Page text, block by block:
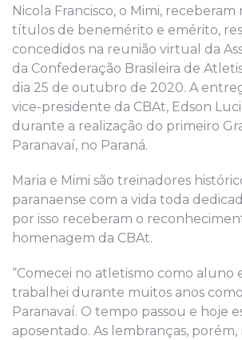
Nicola Francisco, o Mimi, receberam
títulos de benemérito e emérito,
concedidos na reunião virtual da
da Confederação Brasileira de
dia 25 de outubro de 2020. A
vice-presidente da CBAt, Edson
durante a realização do primeiro
Paranavaí, no Paraná.
Maria e Mimi são treinadores
paranaense com a vida toda
por isso receberam o
homenagem da CBAt.
“Comecei no atletismo como aluno
trabalhei durante muitos anos
Paranavaí. O tempo passou e hoje
aposentado. As lembranças, porém,